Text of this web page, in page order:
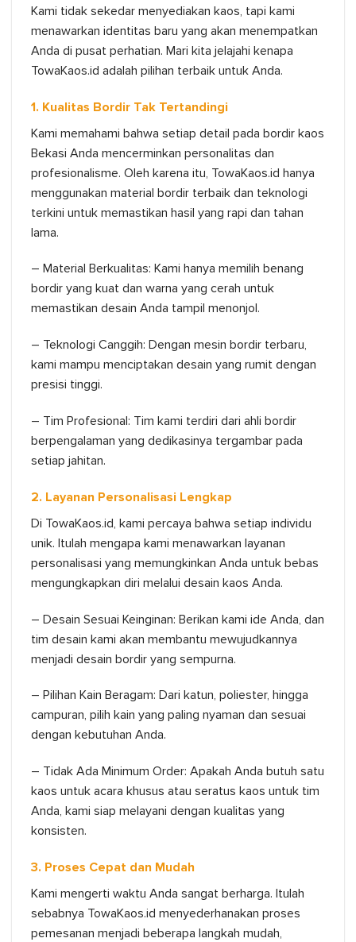
Kami tidak sekedar menyediakan kaos, tapi kami
menawarkan identitas baru yang akan menempatkan
Anda di pusat perhatian. Mari kita jelajahi kenapa
TowaKaos.id adalah pilihan terbaik untuk Anda.
1. Kualitas Bordir Tak Tertandingi
Kami memahami bahwa setiap detail pada bordir kaos
Bekasi Anda mencerminkan personalitas dan
profesionalisme. Oleh karena itu, TowaKaos.id hanya
menggunakan material bordir terbaik dan teknologi
terkini untuk memastikan hasil yang rapi dan tahan
lama.
– Material Berkualitas: Kami hanya memilih benang
bordir yang kuat dan warna yang cerah untuk
memastikan desain Anda tampil menonjol.
– Teknologi Canggih: Dengan mesin bordir terbaru,
kami mampu menciptakan desain yang rumit dengan
presisi tinggi.
– Tim Profesional: Tim kami terdiri dari ahli bordir
berpengalaman yang dedikasinya tergambar pada
setiap jahitan.
2. Layanan Personalisasi Lengkap
Di TowaKaos.id, kami percaya bahwa setiap individu
unik. Itulah mengapa kami menawarkan layanan
personalisasi yang memungkinkan Anda untuk bebas
mengungkapkan diri melalui desain kaos Anda.
– Desain Sesuai Keinginan: Berikan kami ide Anda, dan
tim desain kami akan membantu mewujudkannya
menjadi desain bordir yang sempurna.
– Pilihan Kain Beragam: Dari katun, poliester, hingga
campuran, pilih kain yang paling nyaman dan sesuai
dengan kebutuhan Anda.
– Tidak Ada Minimum Order: Apakah Anda butuh satu
kaos untuk acara khusus atau seratus kaos untuk tim
Anda, kami siap melayani dengan kualitas yang
konsisten.
3. Proses Cepat dan Mudah
Kami mengerti waktu Anda sangat berharga. Itulah
sebabnya TowaKaos.id menyederhanakan proses
pemesanan menjadi beberapa langkah mudah,